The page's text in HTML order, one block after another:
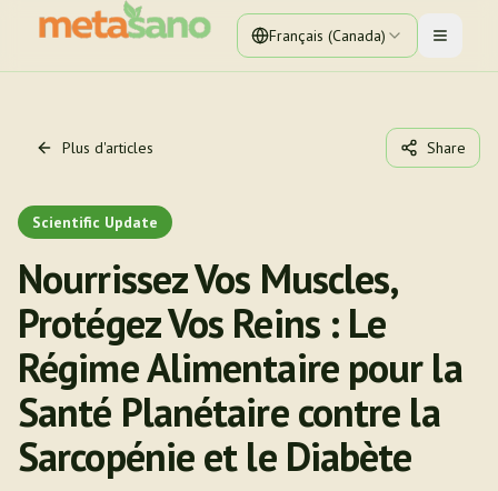
Français (Canada) Toggle
Plus d'articles Share
Scientific Update
Nourrissez Vos Muscles,
Protégez Vos Reins : Le
Régime Alimentaire pour la
Santé Planétaire contre la
Sarcopénie et le Diabète